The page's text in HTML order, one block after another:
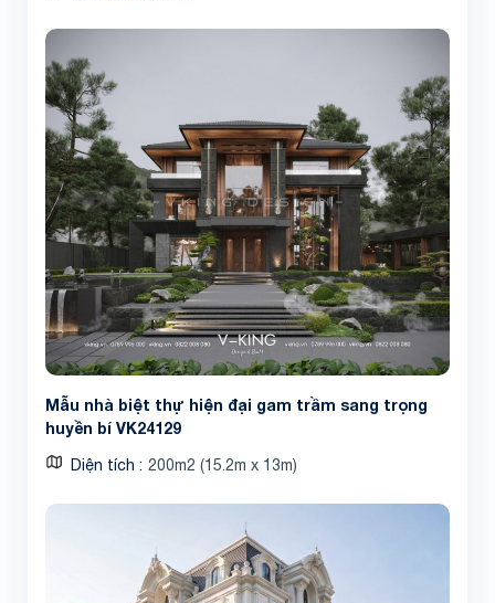
Mẫu nhà biệt thự hiện đại gam trầm sang trọng
huyền bí VK24129
Diện tích 200m2 (15.2m x 13m)